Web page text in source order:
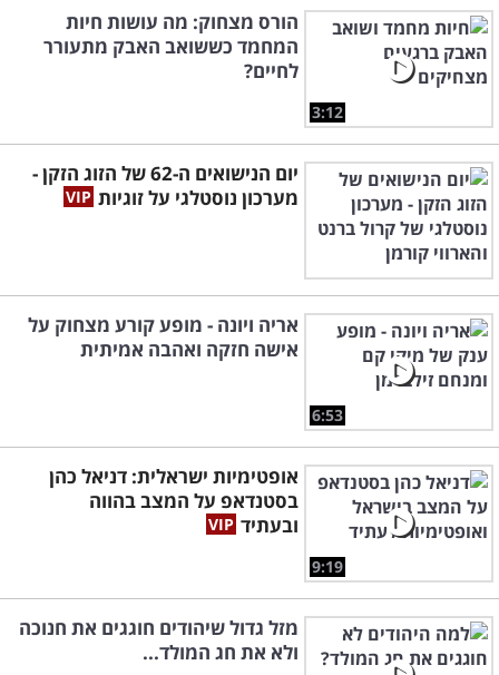
3:12
הורס מצחוק: מה עושות חיות
המחמד כששואב האבק מתעורר
לחיים?
יום הנישואים ה-62 של הזוג הזקן -
מערכון נוסטלגי על זוגיות
6:53
אריה ויונה - מופע קורע מצחוק על
אישה חזקה ואהבה אמיתית
9:19
אופטימיות ישראלית: דניאל כהן
בסטנדאפ על המצב בהווה
ובעתיד
מזל גדול שיהודים חוגגים את חנוכה
ולא את חג המולד...